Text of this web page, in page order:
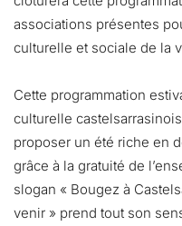
associations présentes
culturelle et sociale de la
Cette programmation
culturelle
proposer un été riche en
grâce à la gratuité de
slogan « Bougez à
venir » prend tout son